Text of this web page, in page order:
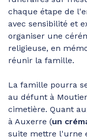
chaque étape de
avec sensibilité et
organiser une
religieuse, en
réunir la famille.
La famille pourra
au défunt à
cimetière. Quant
à Auxerre (un
suite mettre l'urne